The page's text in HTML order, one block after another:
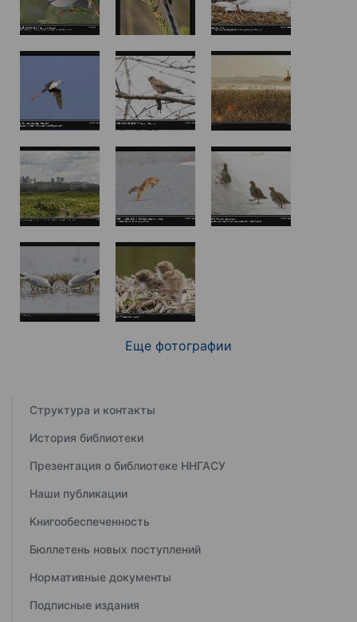
Еще фотографии
Структура и контакты
История библиотеки
Презентация о библиотеке ННГАСУ
Наши публикации
Книгообеспеченность
Бюллетень новых поступлений
Нормативные документы
Подписные издания